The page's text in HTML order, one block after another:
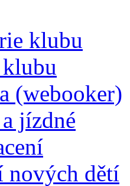
klubu
(webooker)
jízdné
nových dětí